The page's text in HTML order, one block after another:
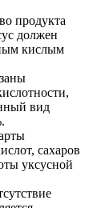
продукта
должен
кислым
вид
сахаров
уксусной